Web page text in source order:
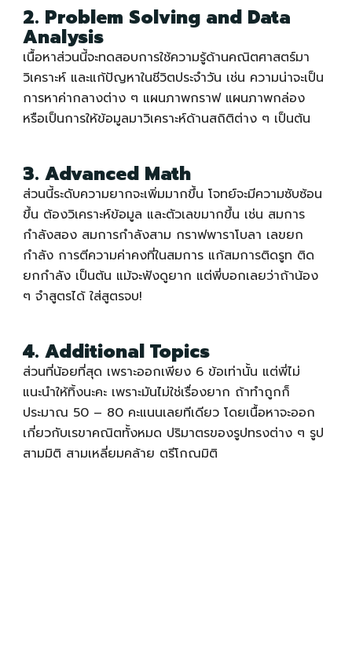
2. Problem Solving and Data
Analysis
เนื้อหาส่วนนี้จะทดสอบการใช้ความรู้ด้านคณิตศาสตร์มา
วิเคราะห์ และแก้ปัญหาในชีวิตประจำวัน เช่น ความน่าจะเป็น
การหาค่ากลางต่าง ๆ แผนภาพกราฟ แผนภาพกล่อง
หรือเป็นการให้ข้อมูลมาวิเคราะห์ด้านสถิติต่าง ๆ เป็นต้น
3. Advanced Math
ส่วนนี้ระดับความยากจะเพิ่มมากขึ้น โจทย์จะมีความซับซ้อน
ขึ้น ต้องวิเคราะห์ข้อมูล และตัวเลขมากขึ้น เช่น สมการ
กำลังสอง สมการกำลังสาม กราฟพาราโบลา เลขยก
กำลัง การตีความค่าคงที่ในสมการ แก้สมการติดรูท ติด
ยกกำลัง เป็นต้น แม้จะฟังดูยาก แต่พี่บอกเลยว่าถ้าน้อง
ๆ จำสูตรได้ ใส่สูตรจบ!
4. Additional Topics
ส่วนที่น้อยที่สุด เพราะออกเพียง 6 ข้อเท่านั้น แต่พี่ไม่
แนะนำให้ทิ้งนะคะ เพราะมันไม่ใช่เรื่องยาก ถ้าทำถูกก็
ประมาณ 50 – 80 คะแนนเลยทีเดียว โดยเนื้อหาจะออก
เกี่ยวกับเรขาคณิตทั้งหมด ปริมาตรของรูปทรงต่าง ๆ รูป
สามมิติ สามเหลี่ยมคล้าย ตรีโกณมิติ